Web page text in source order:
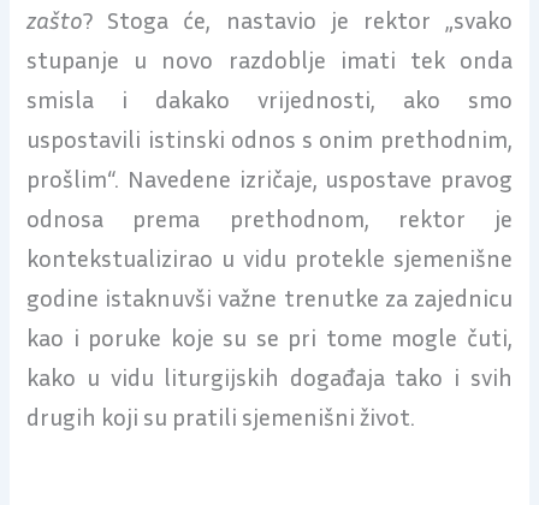
zašto? Stoga će, nastavio je rektor „svako
stupanje u novo razdoblje imati tek onda
smisla i dakako vrijednosti, ako smo
uspostavili istinski odnos s onim prethodnim,
prošlim“. Navedene izričaje, uspostave pravog
odnosa prema prethodnom, rektor je
kontekstualizirao u vidu protekle sjemenišne
godine istaknuvši važne trenutke za zajednicu
kao i poruke koje su se pri tome mogle čuti,
kako u vidu liturgijskih događaja tako i svih
drugih koji su pratili sjemenišni život.